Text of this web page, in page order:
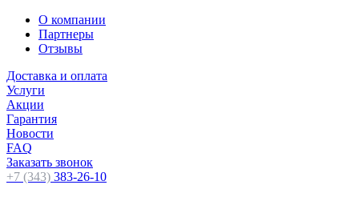
О компании
Партнеры
Отзывы
Доставка и оплата
Услуги
Акции
Гарантия
Новости
FAQ
Заказать звонок
+7 (343) 383-26-10